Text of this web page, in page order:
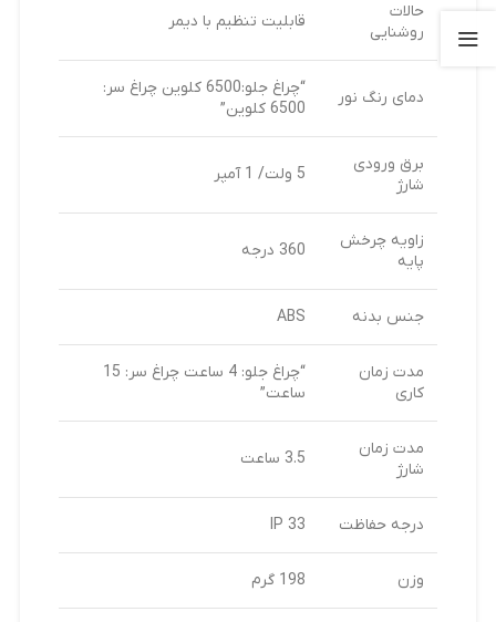
حالات
روشنایی
قابلیت تنظیم با دیمر
دمای رنگ نور
“چراغ جلو:6500 کلوین چراغ سر:
6500 کلوین”
برق ورودی
شارژ
5 ولت/ 1 آمپر
زاویه چرخش
پایه
360 درجه
جنس بدنه ABS
مدت زمان
کاری
“چراغ جلو: 4 ساعت چراغ سر: 15
ساعت”
مدت زمان
شارژ
3.5 ساعت
درجه حفاظت IP 33
وزن 198 گرم